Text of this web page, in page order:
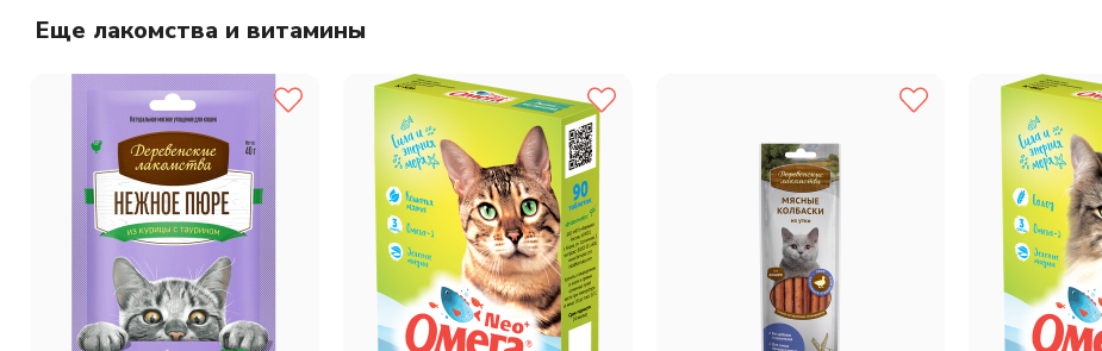
Еще лакомства и витамины